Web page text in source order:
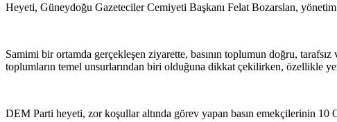
Heyeti, Güneydoğu Gazeteciler Cemiyeti Başkanı Felat Bozarslan,
Samimi bir ortamda gerçekleşen ziyarette, basının toplumun doğru,
toplumların temel unsurlarından biri olduğuna dikkat çekilirken, özellikle
DEM Parti heyeti, zor koşullar altında görev yapan basın emekçilerinin 10